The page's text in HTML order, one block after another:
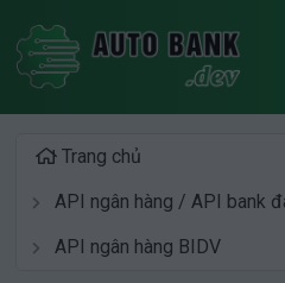
Trang chủ
API ngân hàng / API bank
API ngân hàng BIDV